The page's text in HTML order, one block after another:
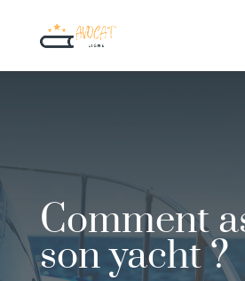
Comment
son yacht ?